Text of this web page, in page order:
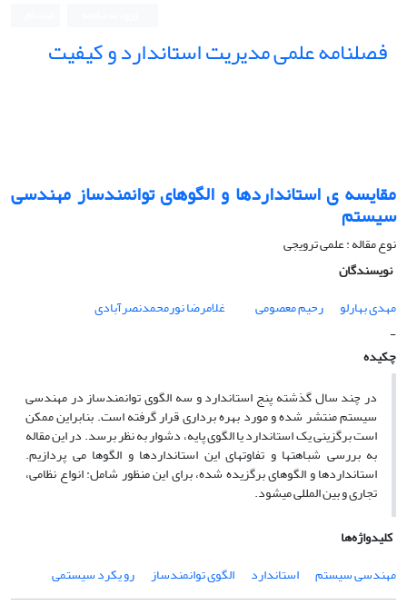
فصلنامه علمی مدیریت استاندارد و کیفیت
مقایسه ی استانداردها و الگوهای توانمندساز مهندسی
سیستم
نوع مقاله : علمی ترویجی
نویسندگان
مهدی بهارلو
رحیم معصومی
غلامرضا نورمحمدنصرآبادی
-
چکیده
در چند سال گذشته پنج استاندارد و سه الگوی توانمندساز در مهندسی
سیستم منتشر شده و مورد بهره برداری قرار گرفته است. بنابراین ممکن
است برگزینی یک استاندارد یا الگوی پایه، دشوار به نظر برسد. در این مقاله
به بررسی شباهتها و تفاوتهای این استانداردها و الگوها می پردازیم.
استانداردها و الگوهای برگزیده شده، برای این منظور شامل: انواع نظامی،
تجاری و بین المللی میشود.
کلیدواژه‌ها
مهندسی سیستم
استاندارد الگوی توانمندساز رو یکرد سیستمی